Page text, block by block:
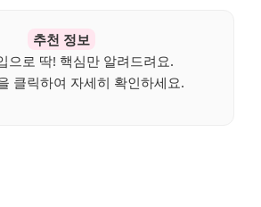
추천 정보
으로 딱! 핵심만 알려드려요.
클릭하여 자세히 확인하세요.